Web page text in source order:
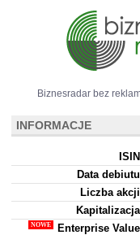
Biznesradar bez
INFORMACJE
Data
Liczba
Enterprise